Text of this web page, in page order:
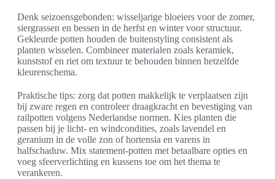
Denk seizoensgebonden: wisseljarige bloeiers voor de zomer,
siergrassen en bessen in de herfst en winter voor structuur.
Gekleurde potten houden de buitenstyling consistent als
planten wisselen. Combineer materialen zoals keramiek,
kunststof en riet om textuur te behouden binnen hetzelfde
kleurenschema.
Praktische tips: zorg dat potten makkelijk te verplaatsen zijn
bij zware regen en controleer draagkracht en bevestiging van
railpotten volgens Nederlandse normen. Kies planten die
passen bij je licht- en windcondities, zoals lavendel en
geranium in de volle zon of hortensia en varens in
halfschaduw. Mix statement-potten met betaalbare opties en
voeg sfeerverlichting en kussens toe om het thema te
verankeren.